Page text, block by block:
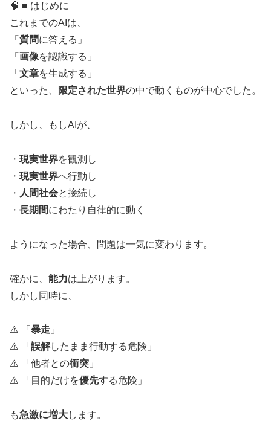
🧠 ■ はじめに
これまでのAIは、
「 質問に答える」
「 画像を認識する」
「 文章を生成する」
といった、
限定された世界の中で動くものが中心でした。
しかし、もしAIが、
・ 現実世界を観測し
・ 現実世界へ行動し
・ 人間社会と接続し
・ 長期間にわたり自律的に動く
ようになった場合、問題は一気に変わります。
確かに、 能力は上がります。
しかし同時に、
⚠️ 「 暴走 」
⚠️ 「 誤解したまま行動する危険」
⚠️ 「他者との衝突 」
⚠️ 「目的だけを優先する危険」
も急激に増大します。